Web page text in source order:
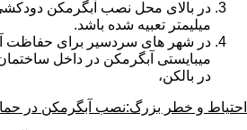
میلیمتر تعبیه شده باشد.
در شهر های سردسیر برای حفاظت
میبایستی آبگرمکن در داخل
در بالکن،
احتیاط و خطر بزرگ:نصب آبگرمکن در